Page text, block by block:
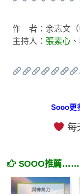
作 者：余志文（
主持人： 張素心 、
Sooo更
每
SOOO推薦……